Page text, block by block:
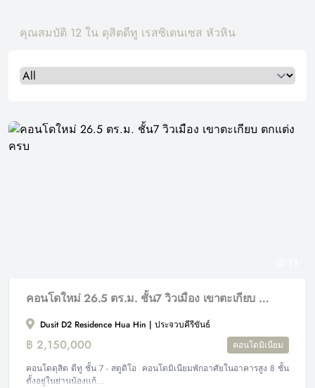
คุณสมบัติ 12 ใน ดุสิตดีทู เรสซิเดนเซส หัวหิน
Select a tab
คอนโดใหม่ 26.5 ตร.ม. ชั้น7 วิวเมือง เขาตะเกียบ ตกแต่งครบ
Dusit D2 Residence Hua Hin | ประจวบคีรีขันธ์
฿ 2,150,000
คอนโดมิเนียม
คอนโดดุสิต ดีทู ชั้น 7 - สตูดิโอ คอนโดมิเนียมพักอาศัยในอาคารสูง 8 ชั้น
ตั้งอยู่ในย่านน้องแก้...